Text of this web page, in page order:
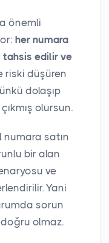
önemli
her numara
tahsis edilir ve
riski düşüren
dolaşıp
olursun.
numara satın
bir alan
ve
Yani
sorun
olmaz.